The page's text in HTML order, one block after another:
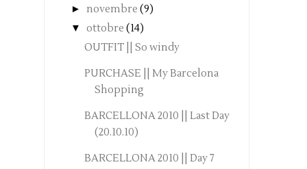
► novembre (9)
▼ ottobre (14)
OUTFIT || So windy
PURCHASE || My Barcelona
Shopping
BARCELLONA 2010 || Last Day
(20.10.10)
BARCELLONA 2010 || Day 7